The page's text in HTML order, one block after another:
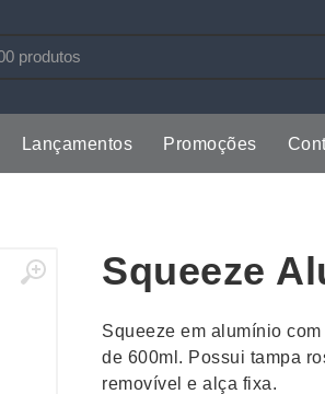
Cuidados Pessoais
Fones de
Kit
Lançamentos Promoções
Squeeze
Squeeze em alumínio
de 600ml. Possui tampa
removível e alça fixa.